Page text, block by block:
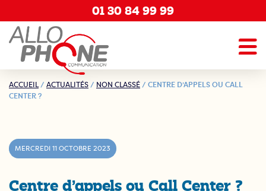
01 30 84 99 99
ACCUEIL/ ACTUALITÉS / NON CLASSÉ / CENTRE D’APPELS OU CALL
CENTER ?
MERCREDI 11 OCTOBRE 2023
Centre d’appels ou Call Center ?